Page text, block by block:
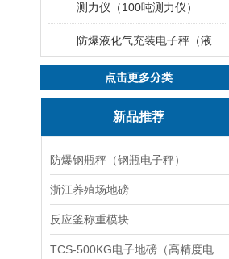
测力仪（100吨测力仪）
点击更多分类
新品推荐
防爆钢瓶秤（钢瓶电子秤）
浙江养殖场地磅
反应釜称重模块